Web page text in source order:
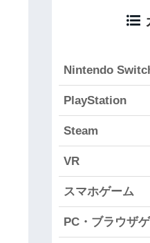
Nintendo
PlayStation
Steam
VR
スマホゲーム
PC・ブラウザ